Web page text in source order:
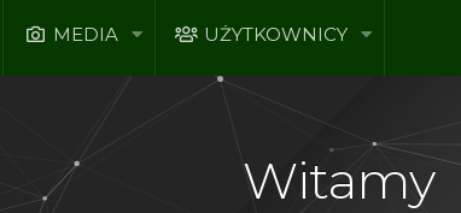
MEDIA UŻYTKOWNICY
Witamy